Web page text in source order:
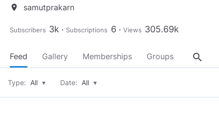
location_on samutprakarn
Subscribers 3k Subscriptions 6 Views 305.69k
Feed Gallery Memberships Groups About
search
Type: All ▾ Date: All ▾